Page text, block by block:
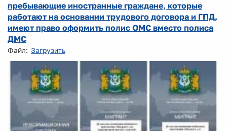
пребывающие иностранные граждане, которые
работают на основании трудового договора и ГПД,
имеют право оформить полис ОМС вместо полиса
ДМС
Файл: Загрузить